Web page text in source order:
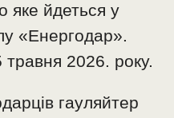
яке йдеться у
«Енергодар».
2026. року.
гауляйтер